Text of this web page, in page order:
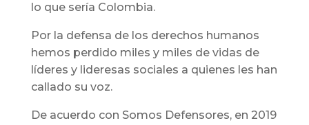
lo que sería Colombia.
Por la defensa de los derechos humanos
hemos perdido miles y miles de vidas de
líderes y lideresas sociales a quienes les han
callado su voz.
De acuerdo con Somos Defensores, en 2019